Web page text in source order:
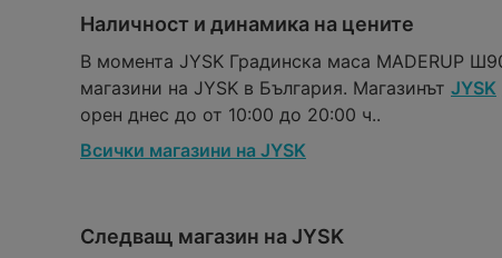
Наличност и динамика на цените
В момента JYSK Градинска маса MADERUP
магазини на JYSK в България. Магазинът JYSK
орен днес до от 10:00 до 20:00 ч..
Всички магазини на JYSK
Следващ магазин на JYSK